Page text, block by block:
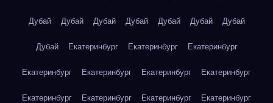
Дубай Дубай Дубай Дубай Дубай Дубай Дубай
Дубай Екатеринбург Екатеринбург Екатеринбург
Екатеринбург Екатеринбург Екатеринбург Екатеринбург
Екатеринбург Екатеринбург Екатеринбург Екатеринбург